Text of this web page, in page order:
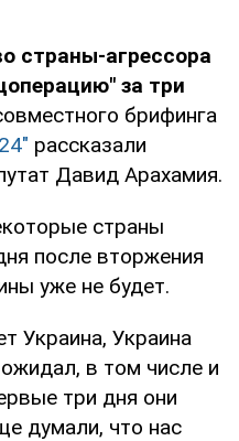
страны-агрессора
за три
брифинга
рассказали
Давид Арахамия.
страны
после вторжения
уже не будет.
Украина, Украина
в том числе и
три дня они
думали, что нас